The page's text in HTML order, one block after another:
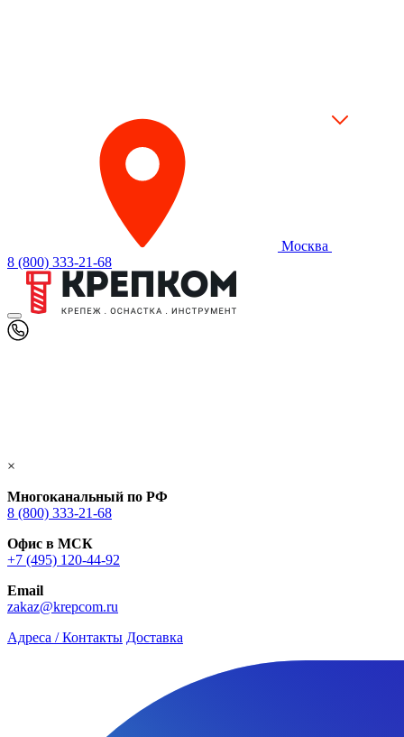
Москва
8 (800) 333-21-68
×
Многоканальный по РФ
8 (800) 333‑21-68
Офис в МСК
+7 (495) 120-44-92
Email
zakaz@krepcom.ru
Адреса / Контакты Доставка